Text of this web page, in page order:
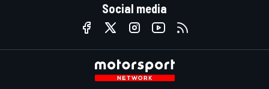
Social media